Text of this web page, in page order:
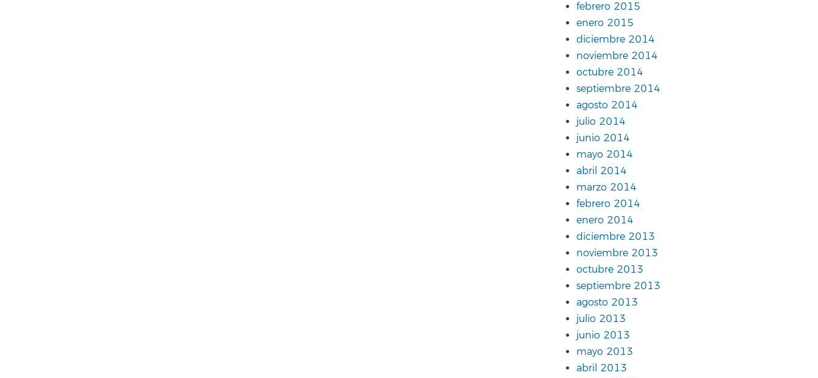
febrero 2015
enero 2015
diciembre 2014
noviembre 2014
octubre 2014
septiembre 2014
agosto 2014
julio 2014
junio 2014
mayo 2014
abril 2014
marzo 2014
febrero 2014
enero 2014
diciembre 2013
noviembre 2013
octubre 2013
septiembre 2013
agosto 2013
julio 2013
junio 2013
mayo 2013
abril 2013